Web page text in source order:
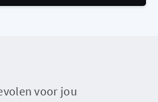
voor jou